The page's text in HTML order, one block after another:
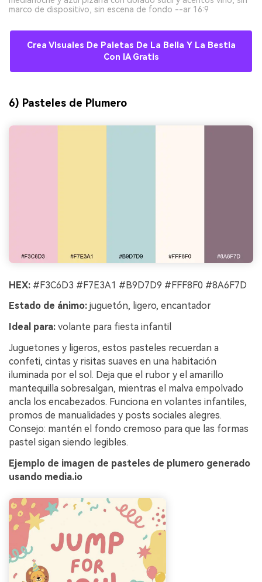
marco de dispositivo, sin escena de fondo --ar 16:9
Crea Visuales De Paletas De La Bella Y La Bestia
Con IA Gratis
6) Pasteles de Plumero
HEX: #F3C6D3 #F7E3A1 #B9D7D9 #FFF8F0 #8A6F7D
Estado de ánimo: juguetón, ligero, encantador
Ideal para: volante para fiesta infantil
Juguetones y ligeros, estos pasteles recuerdan a
confeti, cintas y risitas suaves en una habitación
iluminada por el sol. Deja que el rubor y el amarillo
mantequilla sobresalgan, mientras el malva empolvado
ancla los encabezados. Funciona en volantes infantiles,
promos de manualidades y posts sociales alegres.
Consejo: mantén el fondo cremoso para que las formas
pastel sigan siendo legibles.
Ejemplo de imagen de pasteles de plumero generado
usando media.io